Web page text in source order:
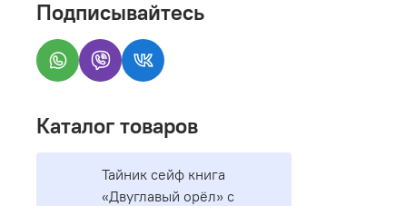
Подписывайтесь
Каталог товаров
Тайник сейф книга
«Двуглавый орёл» с